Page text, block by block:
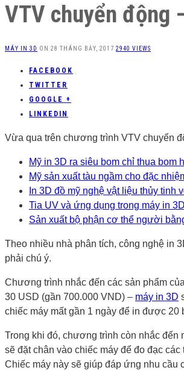
VTV chuyển động
MÁY IN 3D ON 28 THÁNG BẢY, 2017 2940 VIEWS
FACEBOOK
TWITTER
GOOGLE +
LINKEDIN
Vừa qua trên chương trình VTV chuyển
Mỹ in 3D ra siêu bom chỉ thua bom
Mỹ sản xuất tàu ngầm cho đặc
In 3D đồ mỹ nghệ vật liệu thủy tinh
Tia UV và ứng dụng trong máy in
Sản xuất bộ phận cơ thể người
Theo nhiều nhà phân tích, công nghệ in
phải chú ý.
Chương trình nhắc đến các sản phẩm
30 USD (gần 700.000 VND) – máy in 3D
chiếc máy mất gần 1 ngày để in được
Trong khi đó, chương trình còn nhắc
sẽ đặt chân vào chiếc máy để đo đạc
Chiếc máy này sẽ giúp đáp ứng nhu